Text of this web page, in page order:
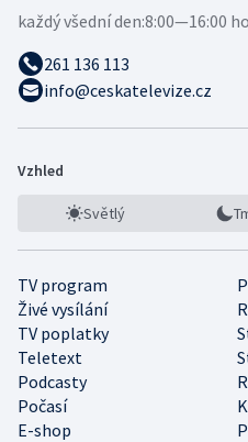
každý všední den:8:00—16:00
261 136 113
info@ceskatelevize.cz
Vzhled
Světlý
TV program
Živé vysílání
TV poplatky
Teletext
Podcasty
Počasí
E-shop